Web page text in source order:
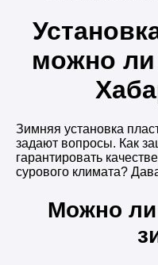
можно ли
Зимняя установка
задают вопросы. Как
гарантировать
сурового климата?
Можно ли